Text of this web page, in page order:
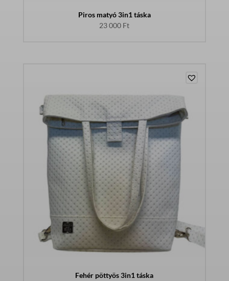
Piros matyó 3in1 táska
23 000 Ft
Fehér pöttyös 3in1 táska